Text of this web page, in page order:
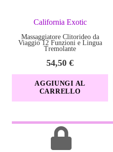
Principali:
Doppio Motore:
3 Velocità + 5 Funzioni
Design Increspato
Silicone Ultra Morbido:
California Exotic
Massaggiatore Clitorideo da
Viaggio 12 Funzioni e Lingua
Tremolante
54,50€
AGGIUNGI AL
CARRELLO